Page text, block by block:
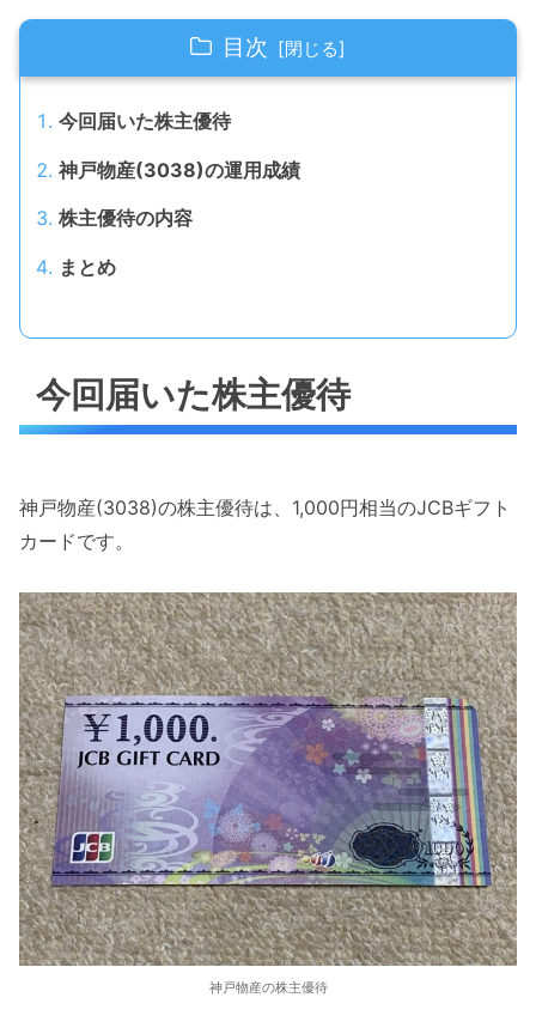
目次
今回届いた株主優待
神戸物産(3038)の運用成績
株主優待の内容
まとめ
今回届いた株主優待
神戸物産(3038)の株主優待は、1,000円相当のJCBギフト
カードです。
神戸物産の株主優待